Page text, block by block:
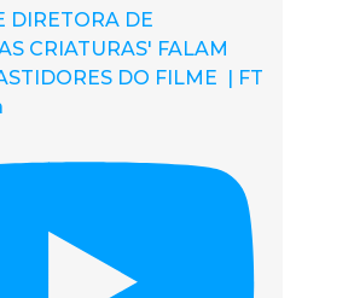
DIRETORA DE
CRIATURAS' FALAM
DO FILME | FT